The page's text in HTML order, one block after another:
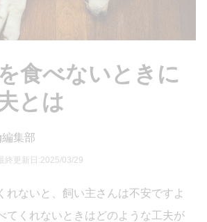
食べないときに
とは
集部
最終更新日:2025/03/29
れないと、飼い主さんは不安ですよ
てくれないときはどのような工夫が